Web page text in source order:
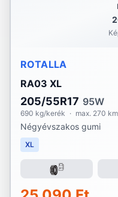
ROTALLA
RA03 XL
205/55R17 95W
690 kg/kerék · max. 270
Négyévszakos gumi
XL